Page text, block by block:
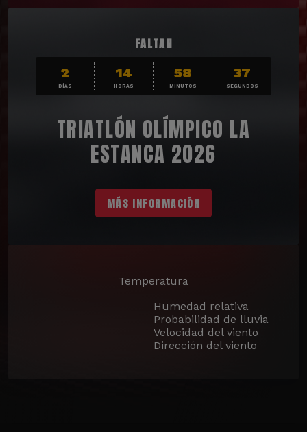
FALTAN
2
DÍAS
14
HORAS
58
MINUTOS
36
SEGUNDOS
TRIATLÓN OLÍMPICO LA
ESTANCA 2026
MÁS INFORMACIÓN
Temperatura
Humedad relativa
Probabilidad de lluvia
Velocidad del viento
Dirección del viento